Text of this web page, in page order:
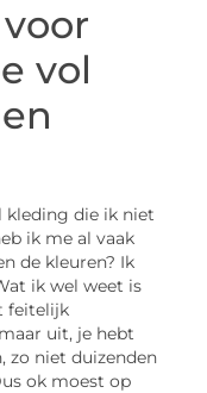
vol
kleding die ik niet
ik me al vaak
de kleuren? Ik
ik wel weet is
feitelijk
uit, je hebt
zo niet duizenden
ok moest op